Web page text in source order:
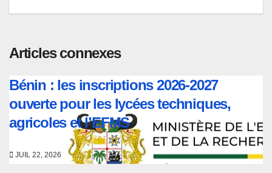
l’article
Articles connexes
Bénin : les inscriptions 2026-2027
ouverte pour les lycées techniques,
agricoles et l’EFMS
JUIL 22, 2026